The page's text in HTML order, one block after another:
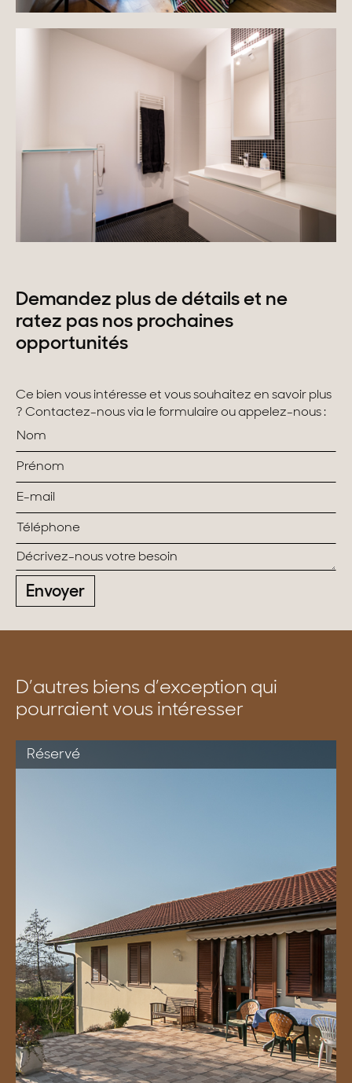
Demandez plus de détails et ne
ratez pas nos prochaines
opportunités
Ce bien vous intéresse et vous souhaitez en savoir plus
? Contactez-nous via le formulaire ou appelez-nous :
Envoyer
D’autres biens d’exception qui
pourraient vous intéresser
Réservé